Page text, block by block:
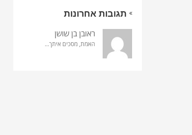
תגובות אחרונות
ראובן בן שושן
האמת, מסכים איתך...